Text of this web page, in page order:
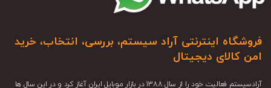
فروشگاه اینترنتی آراد سیستم، بررسی، انتخاب، خرید
امن کالای دیجیتال
آرادسیستم فعالیت خود را از سال 1388 در بازار موبایل ایران آغاز کرد و در این سال ها